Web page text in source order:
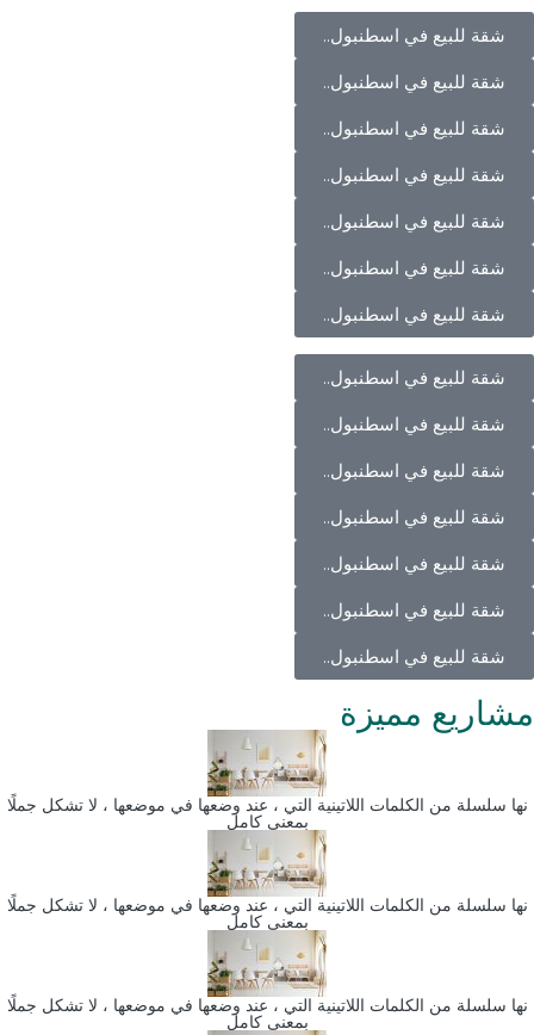
شقة للبيع في اسطنبول..
شقة للبيع في اسطنبول..
شقة للبيع في اسطنبول..
شقة للبيع في اسطنبول..
شقة للبيع في اسطنبول..
شقة للبيع في اسطنبول..
شقة للبيع في اسطنبول..
شقة للبيع في اسطنبول..
شقة للبيع في اسطنبول..
شقة للبيع في اسطنبول..
شقة للبيع في اسطنبول..
شقة للبيع في اسطنبول..
شقة للبيع في اسطنبول..
شقة للبيع في اسطنبول..
مشاريع مميزة
نها سلسلة من الكلمات اللاتينية التي ، عند وضعها في موضعها ، لا تشكل جملًا
بمعنى كامل
نها سلسلة من الكلمات اللاتينية التي ، عند وضعها في موضعها ، لا تشكل جملًا
بمعنى كامل
نها سلسلة من الكلمات اللاتينية التي ، عند وضعها في موضعها ، لا تشكل جملًا
بمعنى كامل